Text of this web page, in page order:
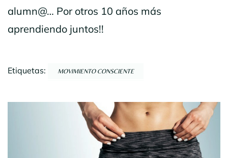
alumn@… Por otros 10 años más
aprendiendo juntos!!
Etiquetas: MOVIMIENTO CONSCIENTE
Navegación